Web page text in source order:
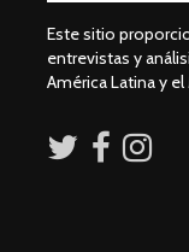
Este sitio
entrevistas y
América Latina y el